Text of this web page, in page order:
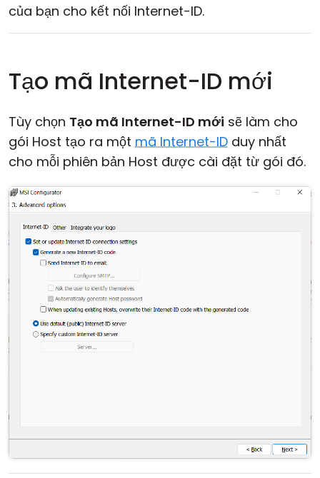
của bạn cho kết nối Internet-ID.
Tạo mã Internet-ID mới
Tùy chọn Tạo mã Internet-ID mới sẽ làm cho
gói Host tạo ra một mã Internet-ID duy nhất
cho mỗi phiên bản Host được cài đặt từ gói đó.